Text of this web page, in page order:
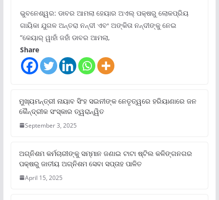
ଭୁବନେଶ୍ୱର: ଡାବର ଆମଲା ହେୟାର ଅଏଲ୍ ପକ୍ଷରୁ ଲୋକପ୍ରିୟ
ଗାୟିକା ଯୁଗଳ ଅନ୍ତରା ନନ୍ଦୀ ଏବଂ ଅଙ୍କିତା ନନ୍ଦୀଙ୍କୁ ନେଇ
“କେୟାର୍ ୱାହାଁ ଜହାଁ ଡାବର ଆମଲା,
Share
ମୁଖ୍ୟମନ୍ତ୍ରୀ ନାୟାବ ସିଂହ ସଇନୀଙ୍କ ନେତୃତ୍ୱରେ ହରିୟାଣାରେ ଜନ
କୈନ୍ଦ୍ରୀକ ସଂସ୍କାର ତ୍ୱରାନ୍ୱିତ
September 3, 2025
ଅଗ୍ନିଶମ କର୍ମଚାରୀଙ୍କୁ ସମ୍ମାନ ଜଣାଇ ଟାଟା ଷ୍ଟିଲ କଳିଙ୍ଗନଗର
ପକ୍ଷରୁ ଜାତୀୟ ଅଗ୍ନିଶମ ସେବା ସପ୍ତାହ ପାଳିତ
April 15, 2025